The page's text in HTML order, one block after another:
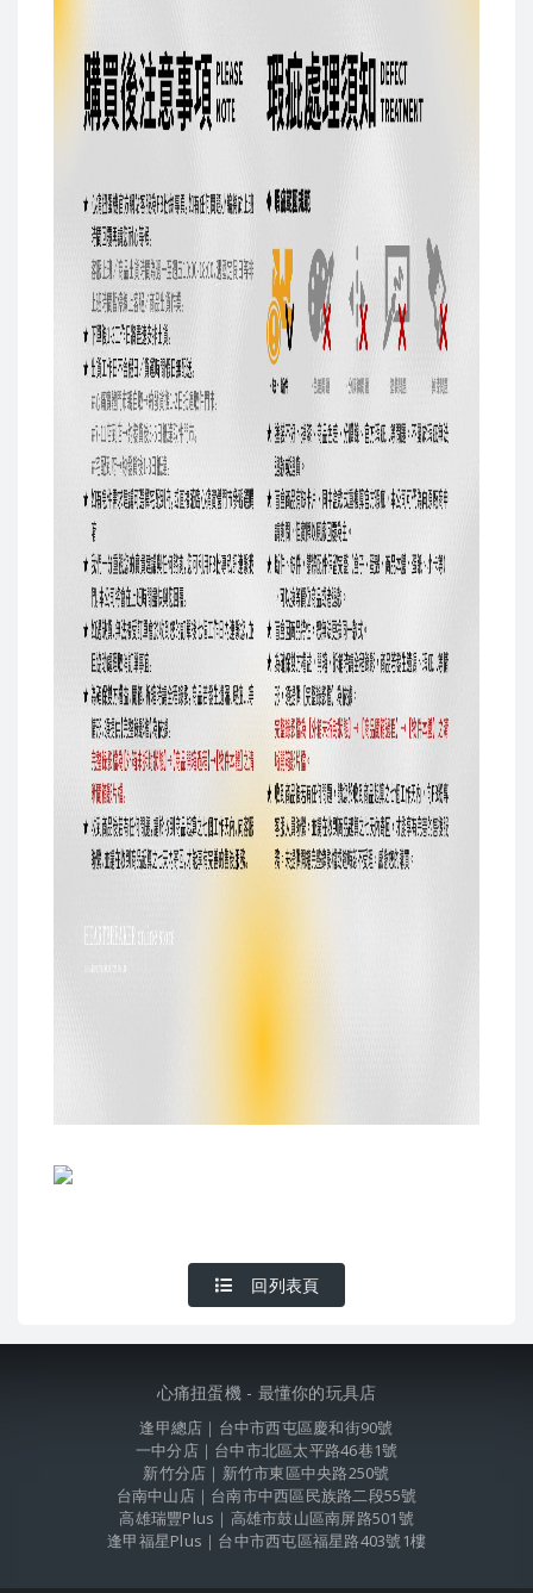
回列表頁
心痛扭蛋機 - 最懂你的玩具店
逢甲總店｜台中市西屯區慶和街90號
一中分店｜台中市北區太平路46巷1號
新竹分店｜新竹市東區中央路250號
台南中山店｜台南市中西區民族路二段55號
高雄瑞豐Plus｜高雄市鼓山區南屏路501號
逢甲福星Plus｜台中市西屯區福星路403號1樓